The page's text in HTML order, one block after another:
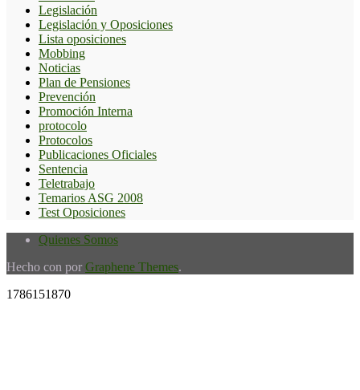
Legislación
Legislación y Oposiciones
Lista oposiciones
Mobbing
Noticias
Plan de Pensiones
Prevención
Promoción Interna
protocolo
Protocolos
Publicaciones Oficiales
Sentencia
Teletrabajo
Temarios ASG 2008
Test Oposiciones
Quienes Somos
Hecho con por Graphene Themes.
1786151870